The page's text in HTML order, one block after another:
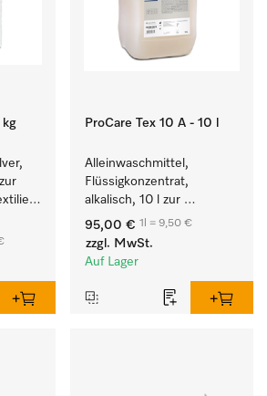
kg ProCare Tex 10 A - 10 l
Alleinwaschmittel,
Flüssigkonzentrat,
alkalisch, 10 l zur
Reinigung weißer Textilien
und farbechter
Buntwäsche.
95,00 € 1l = 9,50 €
zzgl. MwSt.
Auf Lager